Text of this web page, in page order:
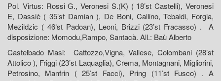
Pol. Virtus: Rossi G., Veronesi S.(K) ( 18’st Castelli), Veronesi
E, Dassiè ( 35’st Damian ), De Boni, Callino, Tebaldi, Forgia,
Mezildzic ( 46‘st Padoan), Leoni, Brizzi (23’st Fracasso) . A
disposizione: Momodu,Rampo, Santacà. All.: Baù Alberto
Castelbado Masi: Cattozzo,Vigna, Vallese, Colombani (28’st
Attolico ), Friggi (23’st Laquaglia), Crema, Montagnani, Migliorini,
Petrosino, Manfrin ( 25’st Facci), Pring (11’st Fusco) . A